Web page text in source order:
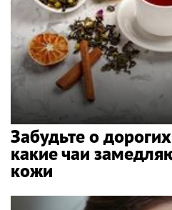
Забудьте о
какие чаи
кожи